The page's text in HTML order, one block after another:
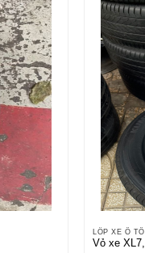
LỐP XE Ô TÔ
Vỏ xe